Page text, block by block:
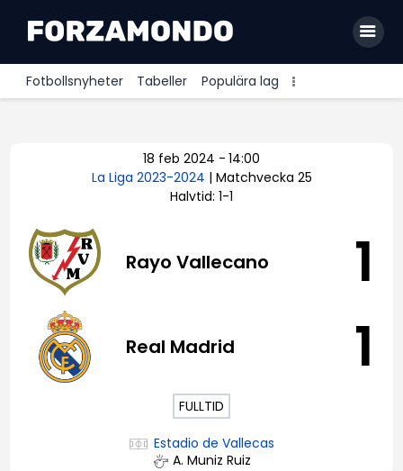
Fotbollsnyheter Tabeller Populära lag
Premier League
Bundesliga
Serie A
18 feb 2024 - 14:00
La Liga 2023-2024 | Matchvecka 25
Halvtid: 1-1
Rayo Vallecano 1
Real Madrid 1
FULLTID
Estadio de Vallecas
A. Muniz Ruiz